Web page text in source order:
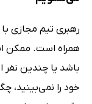
رهبری تیم مجازی
همراه است. ممکن
باشد یا چندین نفر
خود را نمی‌بینید،